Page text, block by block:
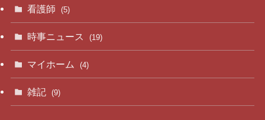
看護師 (5)
時事ニュース (19)
マイホーム (4)
雑記 (9)